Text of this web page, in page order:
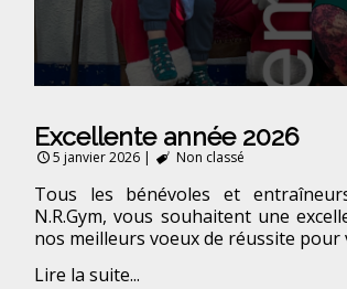
Excellente année 2026
5 janvier 2026| Non classé
Tous les bénévoles et
N.R.Gym, vous souhaitent une
nos meilleurs voeux de réussite pour
Lire la suite...